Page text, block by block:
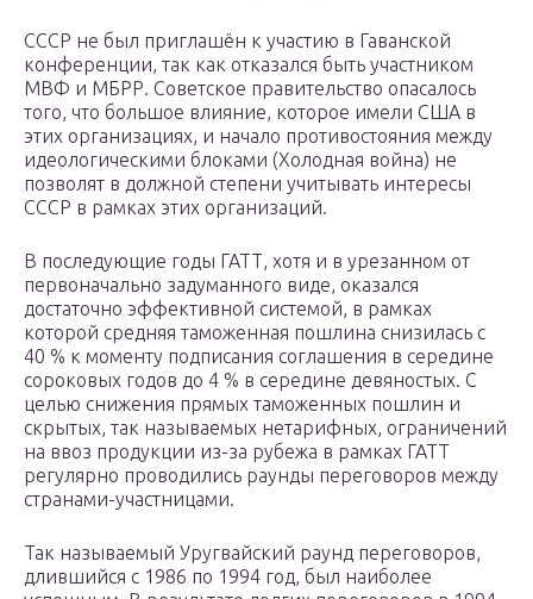
СССР не был приглашён к участию в Гаванской
конференции, так как отказался быть участником
МВФ и МБРР. Советское правительство опасалось
того, что большое влияние, которое имели США в
этих организациях, и начало противостояния между
идеологическими блоками (Холодная война) не
позволят в должной степени учитывать интересы
СССР в рамках этих организаций.
В последующие годы ГАТТ, хотя и в урезанном от
первоначально задуманного виде, оказался
достаточно эффективной системой, в рамках
которой средняя таможенная пошлина снизилась с
40 % к моменту подписания соглашения в середине
сороковых годов до 4 % в середине девяностых. С
целью снижения прямых таможенных пошлин и
скрытых, так называемых нетарифных, ограничений
на ввоз продукции из-за рубежа в рамках ГАТТ
регулярно проводились раунды переговоров между
странами-участницами.
Так называемый Уругвайский раунд переговоров,
длившийся с 1986 по 1994 год, был наиболее